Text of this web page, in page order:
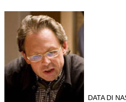
DATA DI